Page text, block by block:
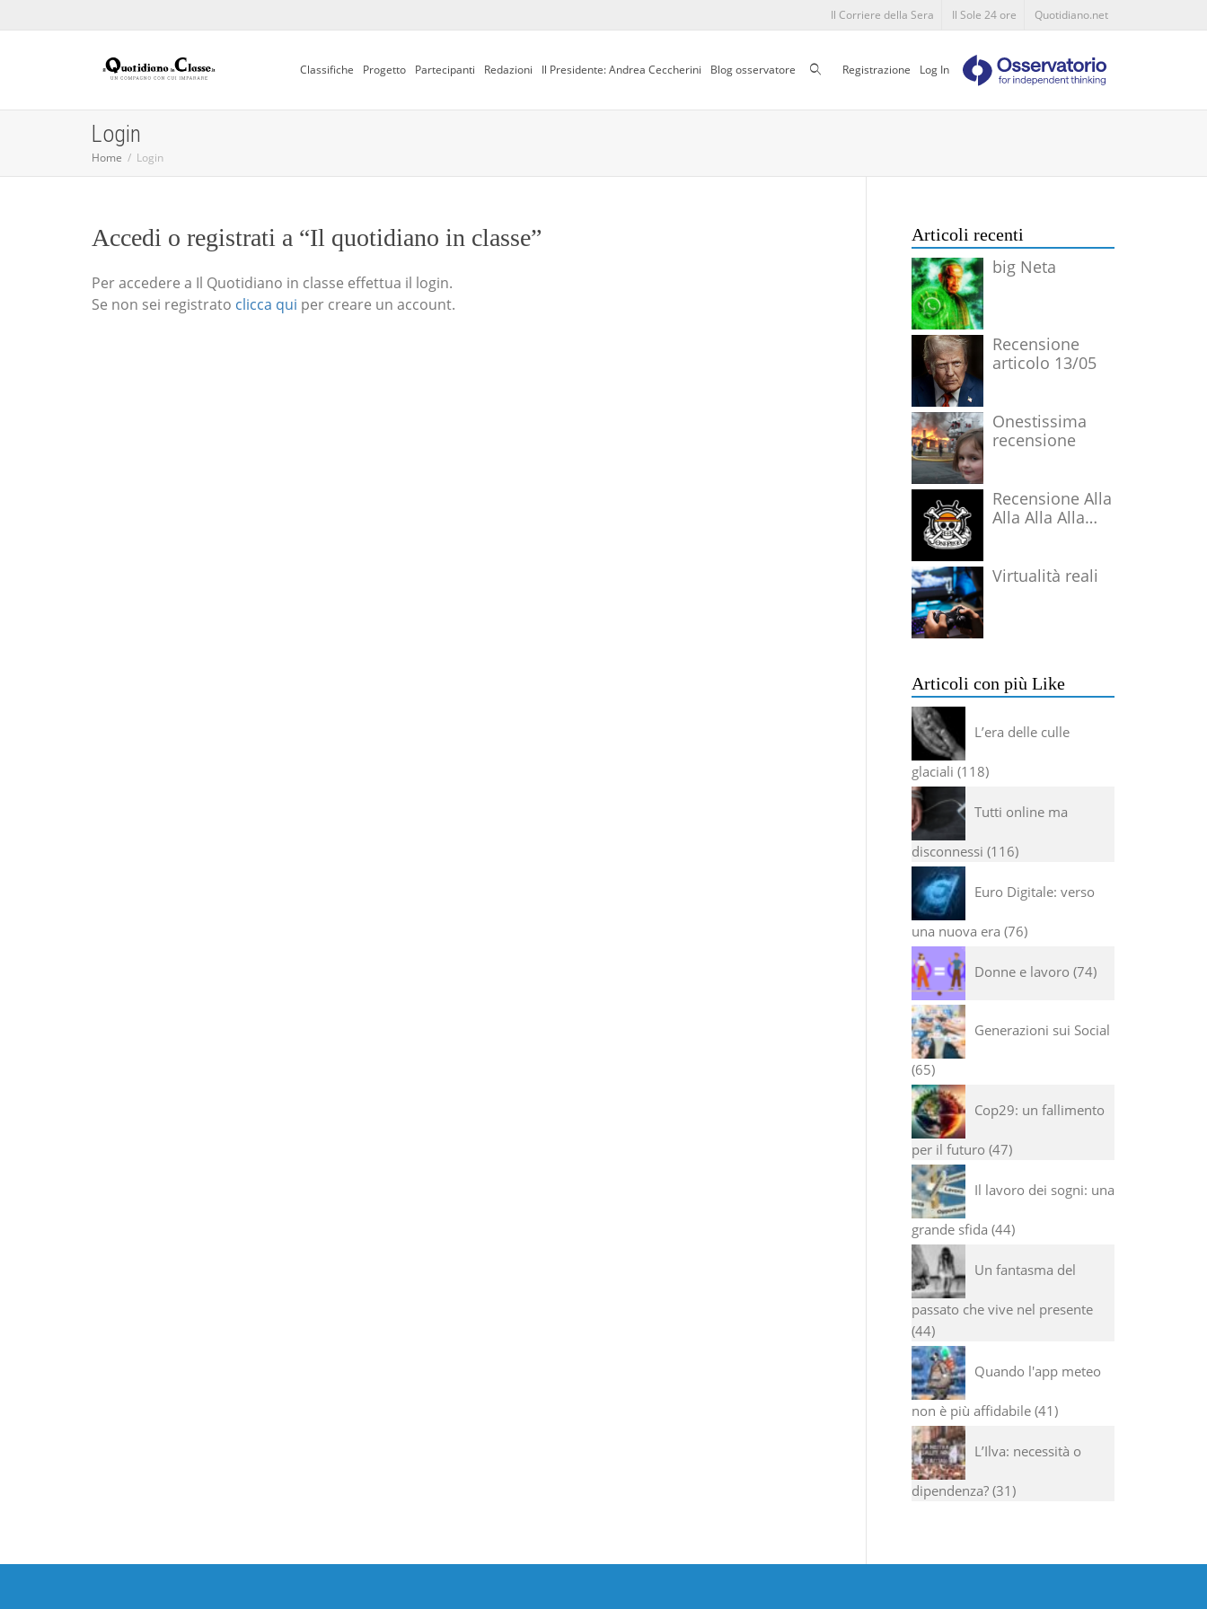
Il Corriere della Sera Il Sole 24 ore Quotidiano.net
Classifiche Progetto Partecipanti Redazioni Il Presidente: Andrea Ceccherini Blog osservatore CercaRegistrazione Log In
Login
Home Login
Accedi o registrati a “Il quotidiano in classe”
Per accedere a Il Quotidiano in classe effettua il login.
Se non sei registrato clicca qui per creare un account.
Articoli recenti
big Neta
Recensione
articolo 13/05
Onestissima
recensione
Recensione Alla
Alla Alla Alla
Virtualità reali
Articoli con più Like
L’era delle culle
glaciali 118
Tutti online ma
disconnessi 116
Euro Digitale: verso
una nuova era 76
Donne e lavoro 74
Generazioni sui Social
65
Cop29: un fallimento
per il futuro 47
Il lavoro dei sogni: una
grande sfida 44
Un fantasma del
passato che vive nel presente
44
Quando l'app meteo
non è più affidabile 41
L’Ilva: necessità o
dipendenza? 31